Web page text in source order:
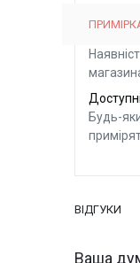
Будь-
ВІДГУКИ
Ваша